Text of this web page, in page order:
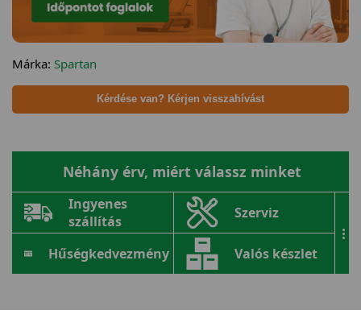
Márka: Spartan
Kérdése van? Kérjen visszahívást
Néhány érv, miért válassz minket
Ingyenes
szállítás
Szerviz
Hűségkedvezmény Valós készlet
...